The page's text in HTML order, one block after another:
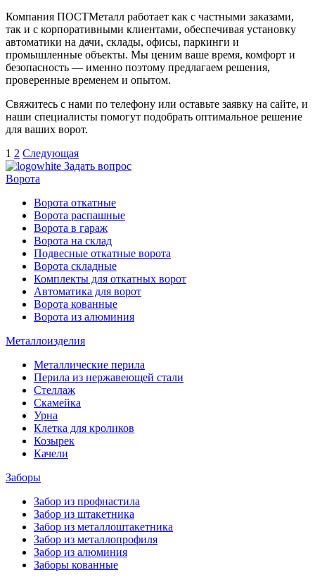
Компания ПОСТМеталл работает как с частными заказами,
так и с корпоративными клиентами, обеспечивая установку
автоматики на дачи, склады, офисы, паркинги и
промышленные объекты. Мы ценим ваше время, комфорт и
безопасность — именно поэтому предлагаем решения,
проверенные временем и опытом.
Свяжитесь с нами по телефону или оставьте заявку на сайте, и
наши специалисты помогут подобрать оптимальное решение
для ваших ворот.
1 2 Следующая
Задать вопрос
Ворота
Ворота откатные
Ворота распашные
Ворота в гараж
Ворота на склад
Подвесные откатные ворота
Ворота складные
Комплекты для откатных ворот
Автоматика для ворот
Ворота кованные
Ворота из алюминия
Металлоизделия
Металлические перила
Перила из нержавеющей стали
Стеллаж
Скамейка
Урна
Клетка для кроликов
Козырек
Качели
Заборы
Забор из профнастила
Забор из штакетника
Забор из металлоштакетника
Забор из металлопрофиля
Забор из алюминия
Заборы кованные